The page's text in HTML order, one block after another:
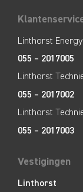
Linthorst Energy
055 – 2017005
Linthorst
055 – 2017002
Linthorst
055 – 2017003
Vestigingen
Linthorst